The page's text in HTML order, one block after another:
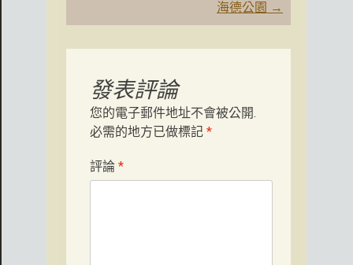
航
海德公園 →
發表評論
您的電子郵件地址不會被公開.
必需的地方已做標記 *
評論 *